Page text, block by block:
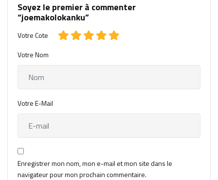
Soyez le premier à commenter
“joemakolokanku”
Votre Cote
Votre Nom
Votre E-Mail
Enregistrer mon nom, mon e-mail et mon site dans le
navigateur pour mon prochain commentaire.